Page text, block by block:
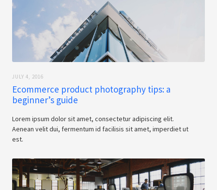
JULY 4, 2016
Ecommerce product photography tips: a
beginner’s guide
Lorem ipsum dolor sit amet, consectetur adipiscing elit.
Aenean velit dui, fermentum id facilisis sit amet, imperdiet ut
est.